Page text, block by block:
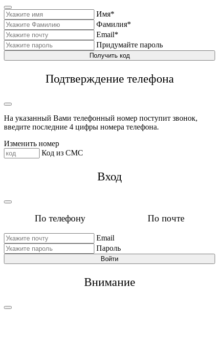
Имя*
Фамилия*
Email*
Придумайте пароль
Получить код
Подтверждение телефона
На указанный Вами телефонный номер поступит звонок,
введите последние 4 цифры номера телефона.
Изменить номер
Код из СМС
Вход
По телефону По почте
Email
Пароль
Войти
Внимание